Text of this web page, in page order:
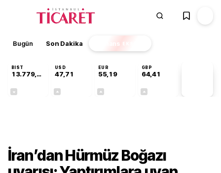
Bugün Son Dakika Finans EKSTRA
BIST
13.779,39
USD
47,71
EUR
55,19
GBP
64,41
İran’dan Hürmüz Boğazı